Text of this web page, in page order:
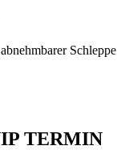
Schleppe
TERMIN